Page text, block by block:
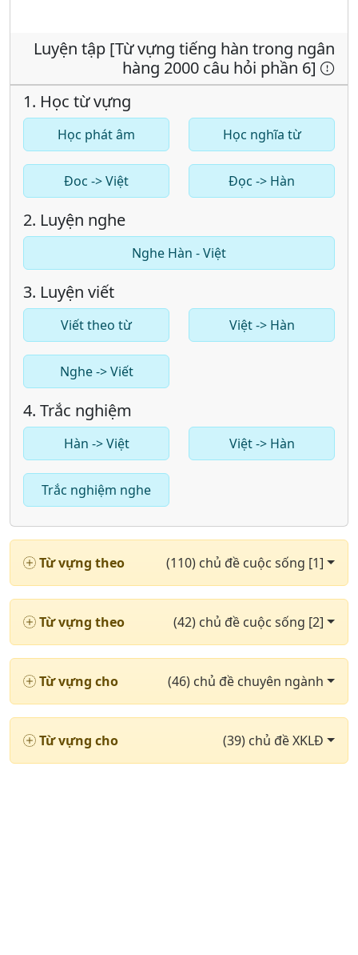
Luyện tập [Từ vựng tiếng hàn trong ngân
hàng 2000 câu hỏi phần 6]
1. Học từ vựng
Học phát âm Học nghĩa từ
Đoc -> Việt Đọc -> Hàn
2. Luyện nghe
Nghe Hàn - Việt
3. Luyện viết
Viết theo từ Việt -> Hàn
Nghe -> Viết
4. Trắc nghiệm
Hàn -> Việt Việt -> Hàn
Trắc nghiệm nghe
Từ vựng theo (110) chủ đề cuộc sống [1]
Từ vựng theo (42) chủ đề cuộc sống [2]
Từ vựng cho (46) chủ đề chuyên ngành
Từ vựng cho (39) chủ đề XKLĐ